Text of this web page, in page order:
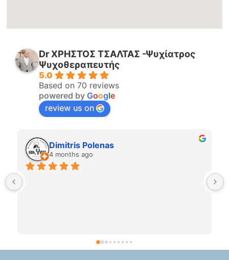
Dr ΧΡΗΣΤΟΣ ΤΣΑΛΤΑΣ -Ψυχίατρος
Ψυχοθεραπευτής
5.0
Based on 70 reviews
powered by Google
review us on
Dimitris Polenas
4 months ago